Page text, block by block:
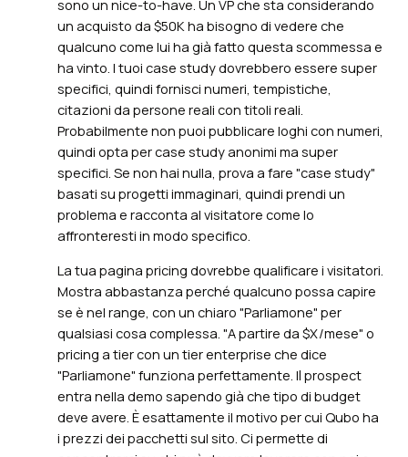
sono un nice-to-have. Un VP che sta considerando
un acquisto da $50K ha bisogno di vedere che
qualcuno come lui ha già fatto questa scommessa e
ha vinto. I tuoi case study dovrebbero essere super
specifici, quindi fornisci numeri, tempistiche,
citazioni da persone reali con titoli reali.
Probabilmente non puoi pubblicare loghi con numeri,
quindi opta per case study anonimi ma super
specifici. Se non hai nulla, prova a fare "case study"
basati su progetti immaginari, quindi prendi un
problema e racconta al visitatore come lo
affronteresti in modo specifico.
La tua pagina pricing dovrebbe qualificare i visitatori.
Mostra abbastanza perché qualcuno possa capire
se è nel range, con un chiaro "Parliamone" per
qualsiasi cosa complessa. "A partire da $X/mese" o
pricing a tier con un tier enterprise che dice
"Parliamone" funziona perfettamente. Il prospect
entra nella demo sapendo già che tipo di budget
deve avere. È esattamente il motivo per cui Qubo ha
i prezzi dei pacchetti sul sito. Ci permette di